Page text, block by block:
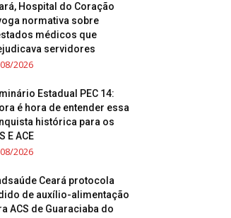
Hospital do Coração
normativa sobre
médicos que
servidores
2026
Estadual PEC 14:
é hora de entender essa
histórica para os
E ACE
2026
Ceará protocola
de auxílio-alimentação
ACS de Guaraciaba do